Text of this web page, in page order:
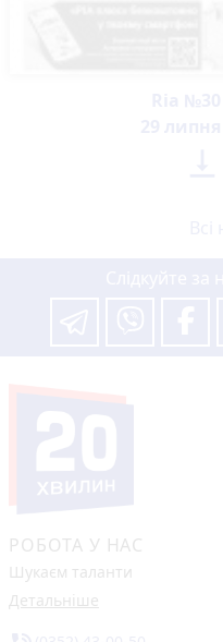
РОБОТА У НАС
Шукаєм таланти
Детальніше